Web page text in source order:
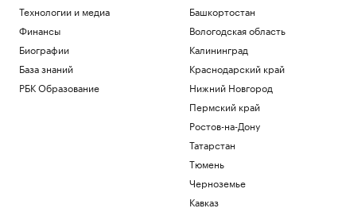
Технологии и медиа
Финансы
Биографии
База знаний
РБК Образование
Башкортостан
Вологодская область
Калининград
Краснодарский край
Нижний Новгород
Пермский край
Ростов-на-Дону
Татарстан
Тюмень
Черноземье
Кавказ